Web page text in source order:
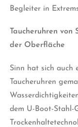
Begleiter in
Taucheruhren von
der Oberfläche
Sinn hat sich auch
Taucheruhren
dem U-Boot-Stahl-